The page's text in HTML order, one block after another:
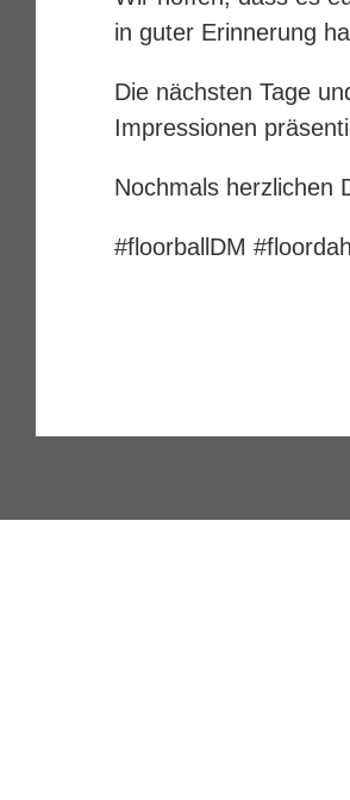
in guter Erinnerung
Die nächsten Tage
Impressionen
Nochmals herzlichen
‪#‎floorballDM‬ ‪#‎floordahl‬